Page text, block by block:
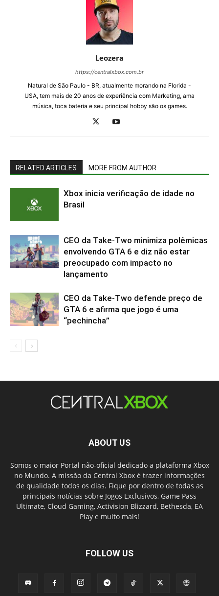
Leozera
https://centralxbox.com.br
Natural de São Paulo - BR, atualmente morando na Florida -
USA, tem mais de 20 anos de experiência com Marketing, ama
música, toca bateria e seu principal hobby são os games.
RELATED ARTICLES MORE FROM AUTHOR
Xbox inicia verificação de idade no
Brasil
CEO da Take-Two minimiza polêmicas
envolvendo GTA 6 e diz não estar
preocupado com impacto no
lançamento
CEO da Take-Two defende preço de
GTA 6 e afirma que jogo é uma
“pechincha”
ABOUT US
Somos o maior Portal não-oficial dedicado a plataforma Xbox
no Mundo. A missão da Central Xbox é trazer informações
de qualidade todos os dias. Fique por dentro de todas as
principais notícias sobre Jogos Exclusivos, Game Pass
Ultimate, Cloud Gaming, Activision Blizzard, Bethesda, EA
Play e muito mais!
FOLLOW US